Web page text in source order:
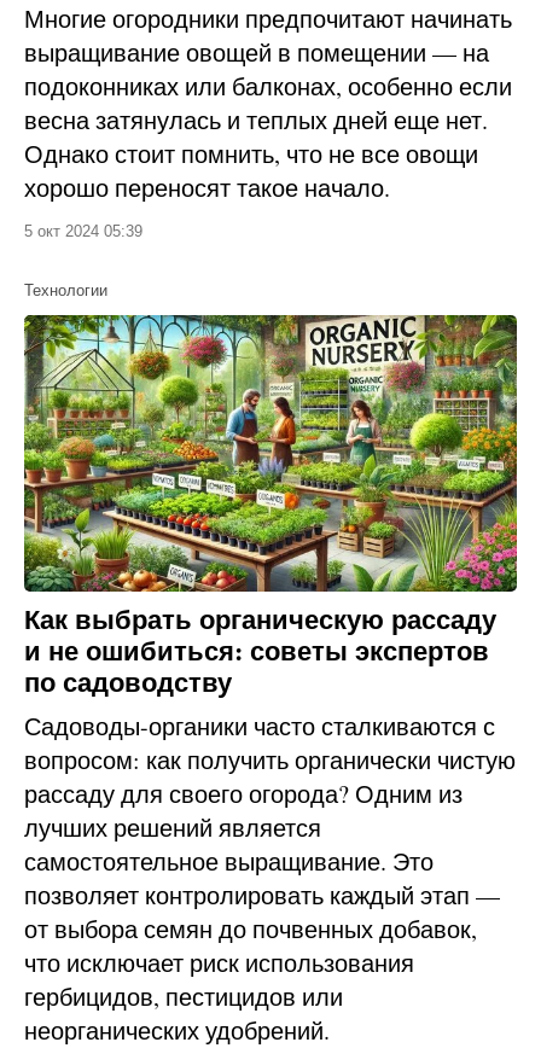
Многие огородники предпочитают начинать
выращивание овощей в помещении — на
подоконниках или балконах, особенно если
весна затянулась и теплых дней еще нет.
Однако стоит помнить, что не все овощи
хорошо переносят такое начало.
5 окт 2024 05:39
Технологии
Как выбрать органическую рассаду
и не ошибиться: советы экспертов
по садоводству
Садоводы-органики часто сталкиваются с
вопросом: как получить органически чистую
рассаду для своего огорода? Одним из
лучших решений является
самостоятельное выращивание. Это
позволяет контролировать каждый этап —
от выбора семян до почвенных добавок,
что исключает риск использования
гербицидов, пестицидов или
неорганических удобрений.